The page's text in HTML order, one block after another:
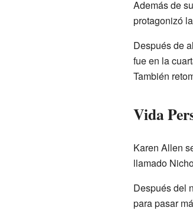
Además de
protagonizó
Después de
fue en la
También
Vida
Karen Allen
llamado
Después del
para pasar